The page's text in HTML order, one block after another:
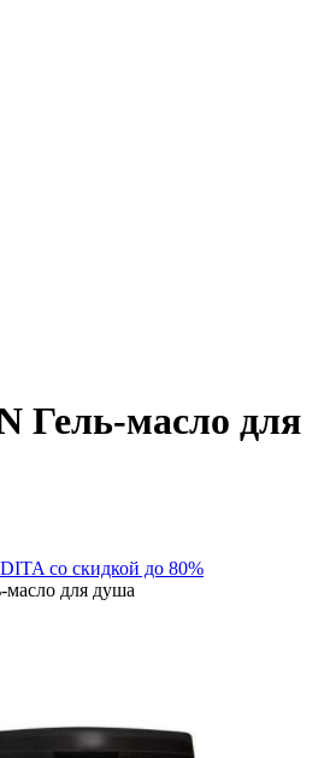
Гель-масло для
со скидкой до 80%
для душа